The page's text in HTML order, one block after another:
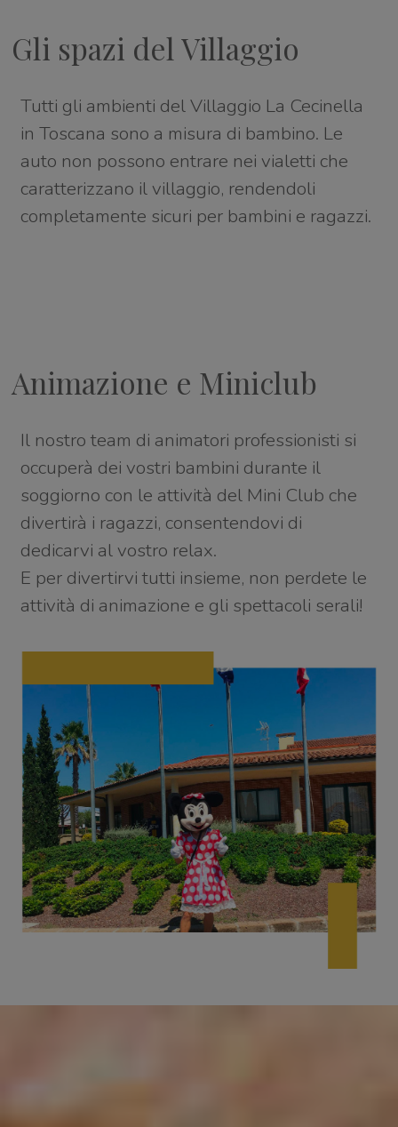
Gli spazi del Villaggio
Tutti gli ambienti del Villaggio La Cecinella
in Toscana sono a misura di bambino. Le
auto non possono entrare nei vialetti che
caratterizzano il villaggio, rendendoli
completamente sicuri per bambini e ragazzi.
Animazione e Miniclub
Il nostro team di animatori professionisti si
occuperà dei vostri bambini durante il
soggiorno con le attività del Mini Club che
divertirà i ragazzi, consentendovi di
dedicarvi al vostro relax.
E per divertirvi tutti insieme, non perdete le
attività di animazione e gli spettacoli serali!